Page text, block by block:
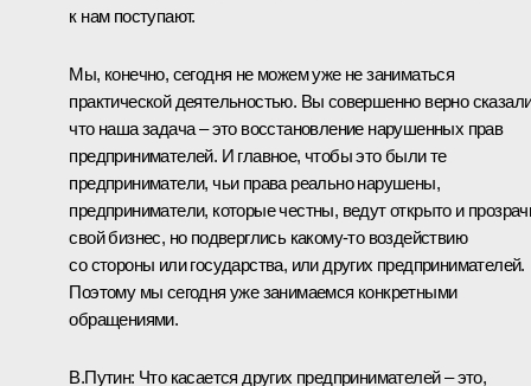
к нам поступают.
Мы, конечно, сегодня не можем уже не заниматься
практической деятельностью. Вы совершенно верно
что наша задача – это восстановление нарушенных прав
предпринимателей. И главное, чтобы это были те
предприниматели, чьи права реально нарушены,
предприниматели, которые честны, ведут открыто и
свой бизнес, но подверглись какому‑то воздействию
со стороны или государства, или других предпринимателей.
Поэтому мы сегодня уже занимаемся конкретными
обращениями.
В.Путин: Что касается других предпринимателей – это,